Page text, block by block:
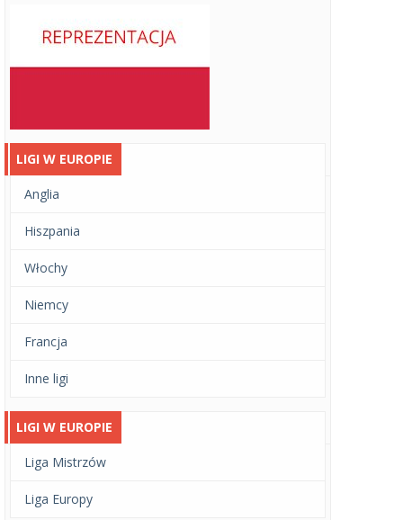
LIGI W EUROPIE
Anglia
Hiszpania
Włochy
Niemcy
Francja
Inne ligi
LIGI W EUROPIE
Liga Mistrzów
Liga Europy